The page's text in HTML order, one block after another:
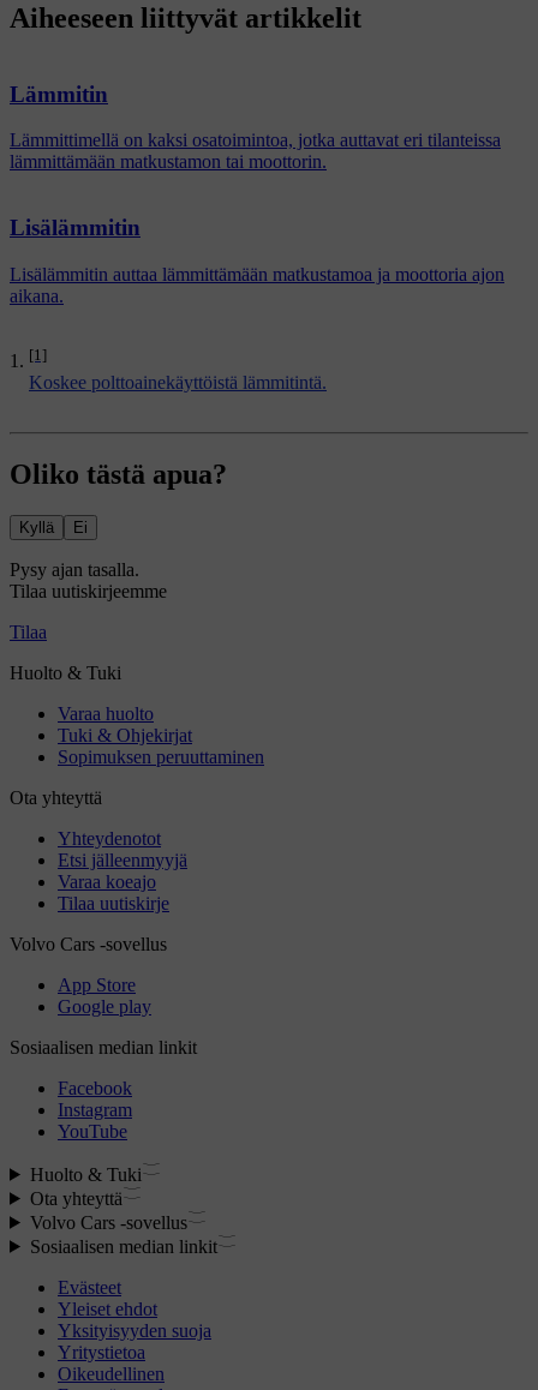
[1]
Koskee polttoainekäyttöistä lämmitintä.
Aiheeseen liittyvät artikkelit
Lämmitin
Lämmittimellä on kaksi osatoimintoa, jotka auttavat eri tilanteissa
lämmittämään matkustamon tai moottorin.
Lisälämmitin
Lisälämmitin auttaa lämmittämään matkustamoa ja moottoria ajon
aikana.
Oliko tästä apua?
Kyllä Ei